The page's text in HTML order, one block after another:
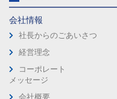
会社情報
社長からのごあいさつ
経営理念
コーポレート
メッセージ
会社概要